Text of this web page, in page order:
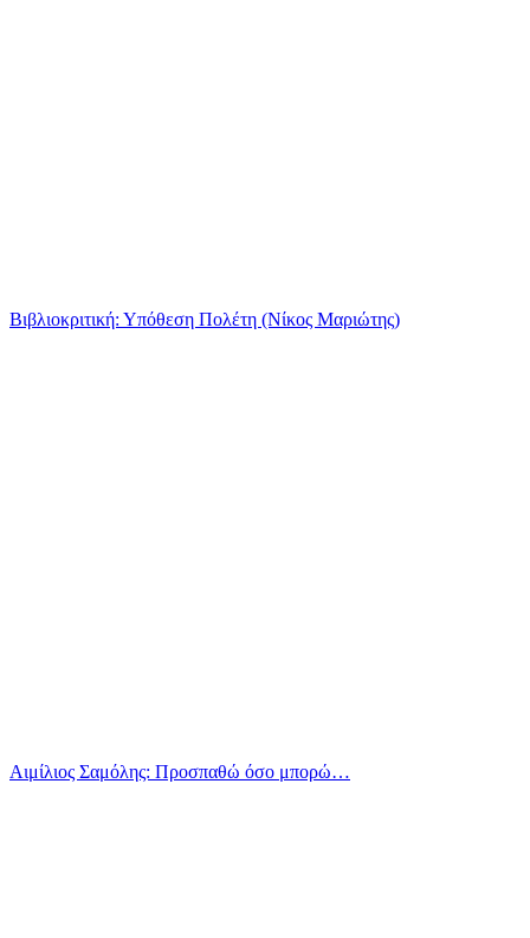
Βιβλιοκριτική: Υπόθεση Πολέτη (Νίκος Μαριώτης)
Αιμίλιος Σαμόλης: Προσπαθώ όσο μπορώ…